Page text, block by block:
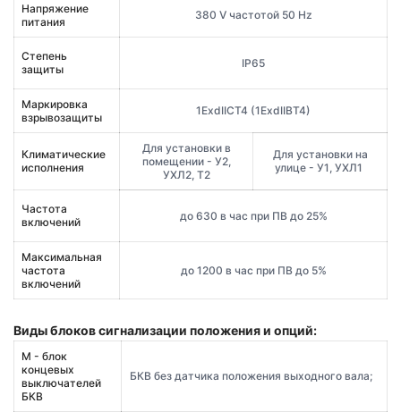
Напряжение
питания
380 V частотой 50 Hz
Степень
защиты
IP65
Маркировка
взрывозащиты
1ExdIICT4 (1ExdIIBT4)
Климатические
исполнения
Для установки в
помещении - У2,
УХЛ2, Т2
Для установки на
улице - У1, УХЛ1
Частота
включений
до 630 в час при ПВ до 25%
Максимальная
частота
включений
до 1200 в час при ПВ до 5%
Виды блоков сигнализации положения и опций:
М - блок
концевых
выключателей
БКВ
БКВ без датчика положения выходного вала;